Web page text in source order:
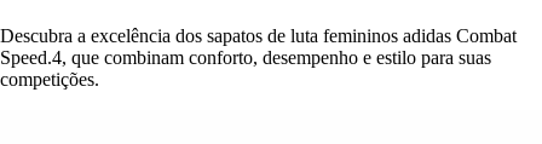
Descubra a excelência dos sapatos de luta femininos adidas Combat
Speed.4, que combinam conforto, desempenho e estilo para suas
competições.